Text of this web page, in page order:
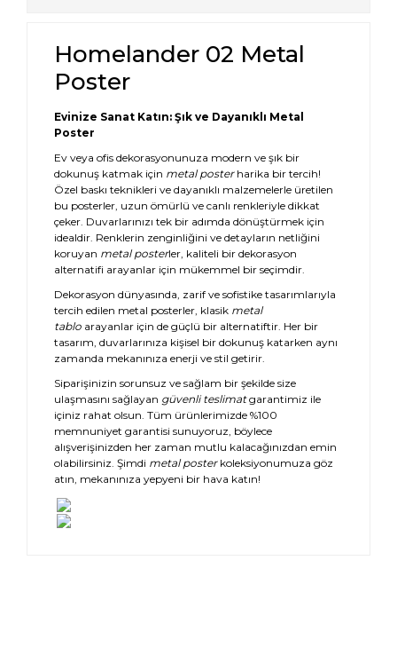
Homelander 02 Metal
Poster
Evinize Sanat Katın: Şık ve Dayanıklı Metal
Poster
Ev veya ofis dekorasyonunuza modern ve şık bir
dokunuş katmak için metal posterharika bir tercih!
Özel baskı teknikleri ve dayanıklı malzemelerle üretilen
bu posterler, uzun ömürlü ve canlı renkleriyle dikkat
çeker. Duvarlarınızı tek bir adımda dönüştürmek için
idealdir. Renklerin zenginliğini ve detayların netliğini
koruyan metal posterler, kaliteli bir dekorasyon
alternatifi arayanlar için mükemmel bir seçimdir.
Dekorasyon dünyasında, zarif ve sofistike tasarımlarıyla
tercih edilen metal posterler, klasik metal
tablo arayanlar için de güçlü bir alternatiftir. Her bir
tasarım, duvarlarınıza kişisel bir dokunuş katarken aynı
zamanda mekanınıza enerji ve stil getirir.
Siparişinizin sorunsuz ve sağlam bir şekilde size
ulaşmasını sağlayan güvenli teslimatgarantimiz ile
içiniz rahat olsun. Tüm ürünlerimizde %100
memnuniyet garantisi sunuyoruz, böylece
alışverişinizden her zaman mutlu kalacağınızdan emin
olabilirsiniz. Şimdi metal posterkoleksiyonumuza göz
atın, mekanınıza yepyeni bir hava katın!